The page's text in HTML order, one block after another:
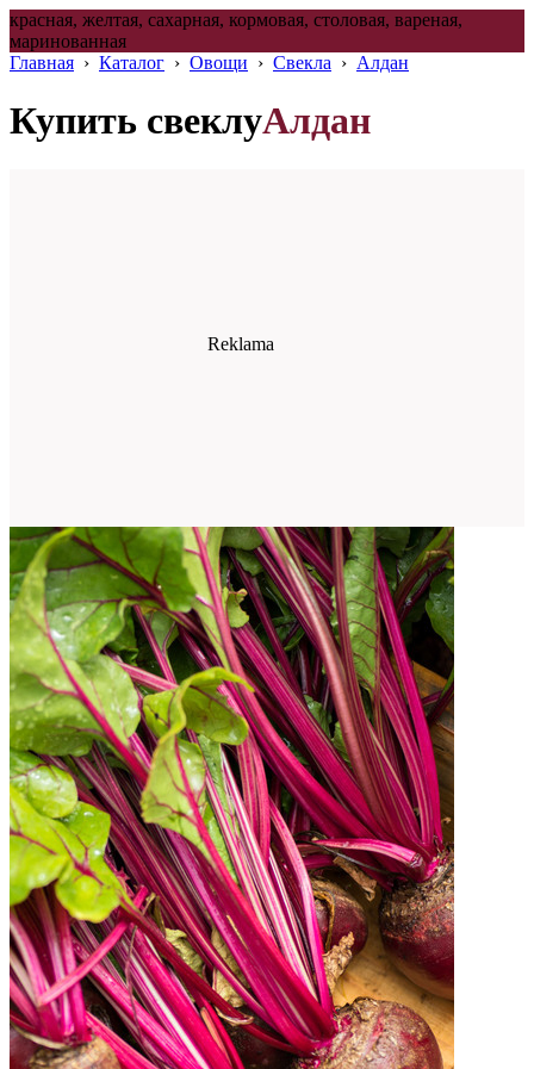
красная, желтая, сахарная, кормовая, столовая, вареная,
маринованная
Главная › Каталог › Овощи › Свекла › Алдан
Купить свеклуАлдан